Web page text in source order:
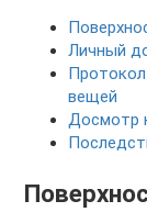
Личный
вещей
Досмотр